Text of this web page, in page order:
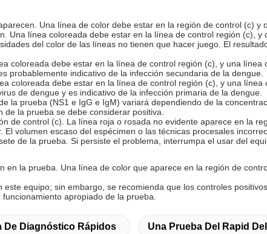
Una línea de color debe estar en la región de control (c) y
Una línea coloreada debe estar en la línea de control región (c),
del color de las líneas no tienen que hacer juego. El
coloreada debe estar en la línea de control región (c), y una
probablemente indicativo de la infección secundaria de la dengue.
coloreada debe estar en la línea de control región (c), y una
de dengue y es indicativo de la infección primaria de la dengue.
la prueba (NS1 e IgG e IgM) variará dependiendo de la
la prueba se debe considerar positiva.
de control (c). La línea roja o rosada no evidente aparece en la
volumen escaso del espécimen o las técnicas procesales
de la prueba. Si persiste el problema, interrumpa el usar del
en la prueba. Una línea de color que aparece en la región de
equipo; sin embargo, se recomienda que los controles
apropiado de la prueba.
De Diagnóstico Rápidos Una Prueba Del Rapid